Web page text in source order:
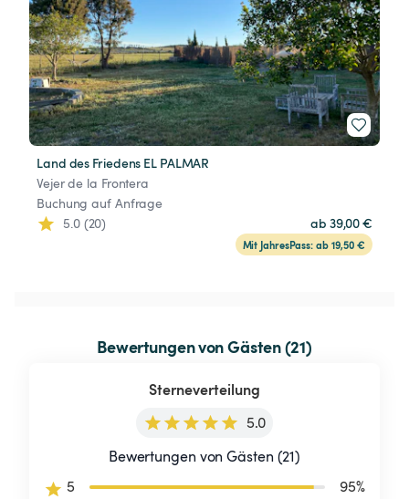
Land des Friedens EL PALMAR
Vejer de la Frontera
Buchung auf Anfrage
5.0 (20)
ab 39,00 €
Mit JahresPass: ab 19,50 €
Bewertungen von Gästen (21)
Sterneverteilung
5.0
Bewertungen von Gästen (21)
5
95%